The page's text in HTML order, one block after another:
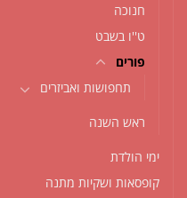
חנוכה
ט''ו בשבט
פורים
תחפושות ואביזרים
ראש השנה
ימי הולדת
קופסאות ושקיות מתנה